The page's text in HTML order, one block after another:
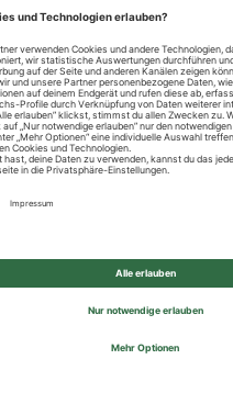
Datenschutzhinweise
Impressum
Privatsphäre-
© 2026 REWE Group - All rights